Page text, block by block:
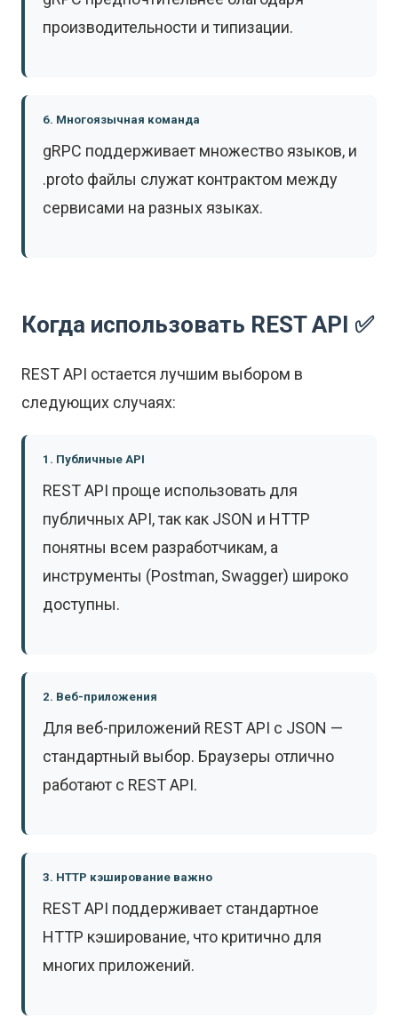
производительности и типизации.
6. Многоязычная команда
gRPC поддерживает множество языков, и
.proto файлы служат контрактом между
сервисами на разных языках.
Когда использовать REST API ✅
REST API остается лучшим выбором в
следующих случаях:
1. Публичные API
REST API проще использовать для
публичных API, так как JSON и HTTP
понятны всем разработчикам, а
инструменты (Postman, Swagger) широко
доступны.
2. Веб-приложения
Для веб-приложений REST API с JSON —
стандартный выбор. Браузеры отлично
работают с REST API.
3. HTTP кэширование важно
REST API поддерживает стандартное
HTTP кэширование, что критично для
многих приложений.